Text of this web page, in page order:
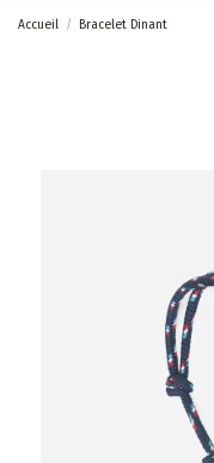
Accueil Bracelet Dinant